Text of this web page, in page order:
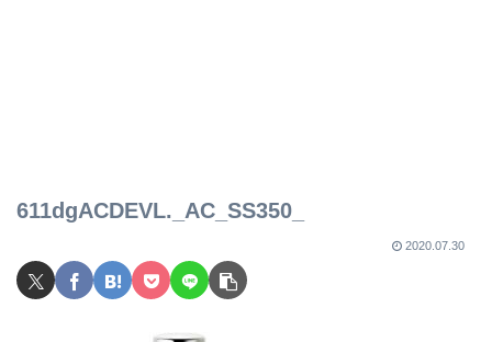
611dgACDEVL._AC_SS350_
2020.07.30